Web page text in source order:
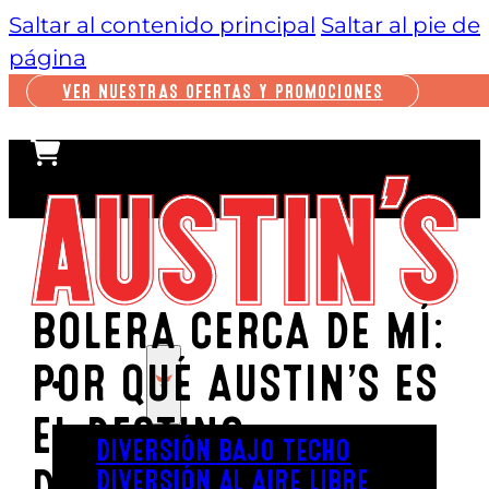
Saltar al contenido principal Saltar al pie de
página
VER NUESTRAS OFERTAS Y PROMOCIONES
JUGAR
DIVERSIÓN BAJO TECHO
DIVERSIÓN AL AIRE LIBRE
BOLERA CERCA DE MÍ:
POR QUÉ AUSTIN’S ES
EL DESTINO